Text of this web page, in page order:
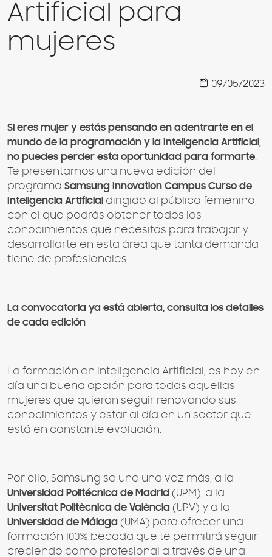
Artificial para
mujeres
09/05/2023
Si eres mujer y estás pensando en adentrarte en el
mundo de la programación y la Inteligencia Artificial,
no puedes perder esta oportunidad para formarte
Te presentamos una nueva edición del
programa Samsung Innovation Campus Curso de
Inteligencia Artificial dirigido al público femenino,
con el que podrás obtener todos los
conocimientos que necesitas para trabajar y
desarrollarte en esta área que tanta demanda
tiene de profesionales.
La convocatoria ya está abierta, consulta los detalles
de cada edición
La formación en Inteligencia Artificial, es hoy en
día una buena opción para todas aquellas
mujeres que quieran seguir renovando sus
conocimientos y estar al día en un sector que
está en constante evolución.
Por ello, Samsung se une una vez más, a la
Universidad Politécnica de Madrid (UPM), a la
Universitat Politècnica de València (UPV) y a la
Universidad de Málaga (UMA) para ofrecer una
formación 100% becada que te permitirá seguir
creciendo como profesional a través de una